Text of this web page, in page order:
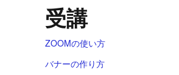
受講
ZOOMの使い方
バナーの作り方